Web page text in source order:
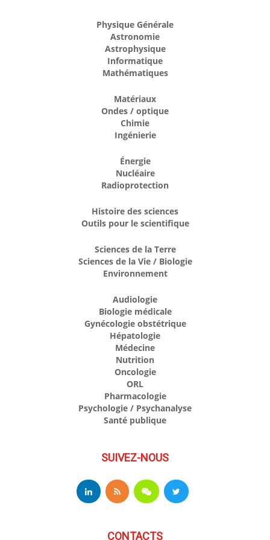
Physique Générale
Astronomie
Astrophysique
Informatique
Mathématiques
Matériaux
Ondes / optique
Chimie
Ingénierie
Énergie
Nucléaire
Radioprotection
Histoire des sciences
Outils pour le scientifique
Sciences de la Terre
Sciences de la Vie / Biologie
Environnement
Audiologie
Biologie médicale
Gynécologie obstétrique
Hépatologie
Médecine
Nutrition
Oncologie
ORL
Pharmacologie
Psychologie / Psychanalyse
Santé publique
SUIVEZ-NOUS
CONTACTS